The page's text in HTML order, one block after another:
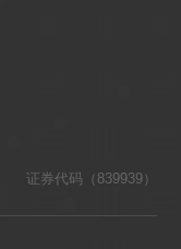
证券代码（839939）